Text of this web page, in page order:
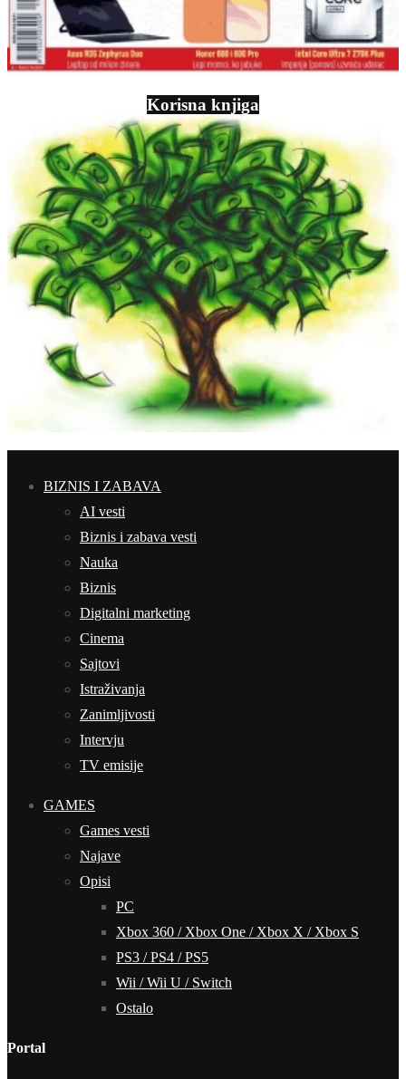
Korisna knjiga
BIZNIS I ZABAVA
AI vesti
Biznis i zabava vesti
Nauka
Biznis
Digitalni marketing
Cinema
Sajtovi
Istraživanja
Zanimljivosti
Intervju
TV emisije
GAMES
Games vesti
Najave
Opisi
PC
Xbox 360 / Xbox One / Xbox X / Xbox S
PS3 / PS4 / PS5
Wii / Wii U / Switch
Ostalo
Portal